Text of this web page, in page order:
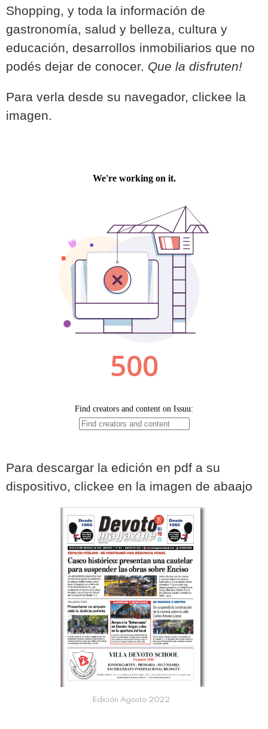
Shopping, y toda la información de
gastronomía, salud y belleza, cultura y
educación, desarrollos inmobiliarios que no
podés dejar de conocer. Que la disfruten!
Para verla desde su navegador, clickee la
imagen.
Para descargar la edición en pdf a su
dispositivo, clickee en la imagen de abaajo
Edición Agosto 2022